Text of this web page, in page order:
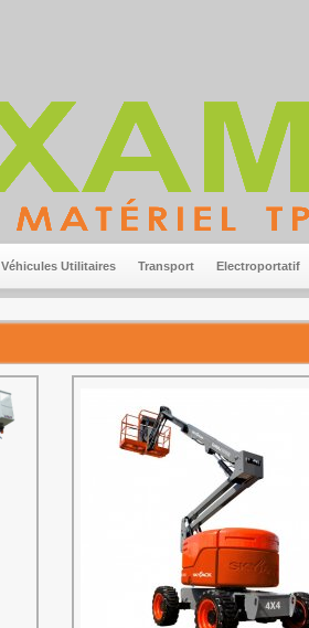
Véhicules Utilitaires Transport Electroportatif